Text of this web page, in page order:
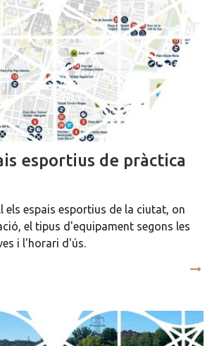
esportius de pràctica
els espais esportius de la ciutat, on
el tipus d'equipament segons les
i l'horari d'ús.